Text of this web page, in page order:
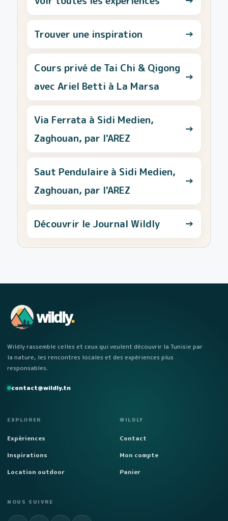
Trouver une inspiration →
Cours privé de Tai Chi & Qigong
avec Ariel Betti à La Marsa
→
Via Ferrata à Sidi Medien,
Zaghouan, par l'AREZ
→
Saut Pendulaire à Sidi Medien,
Zaghouan, par l'AREZ
→
Découvrir le Journal Wildly →
wildly.
Wildly rassemble celles et ceux qui veulent découvrir la Tunisie par
la nature, les rencontres locales et des expériences plus
responsables.
contact@wildly.tn
EXPLORER
Expériences
Inspirations
Location outdoor
WILDLY
Contact
Mon compte
Panier
NOUS SUIVRE